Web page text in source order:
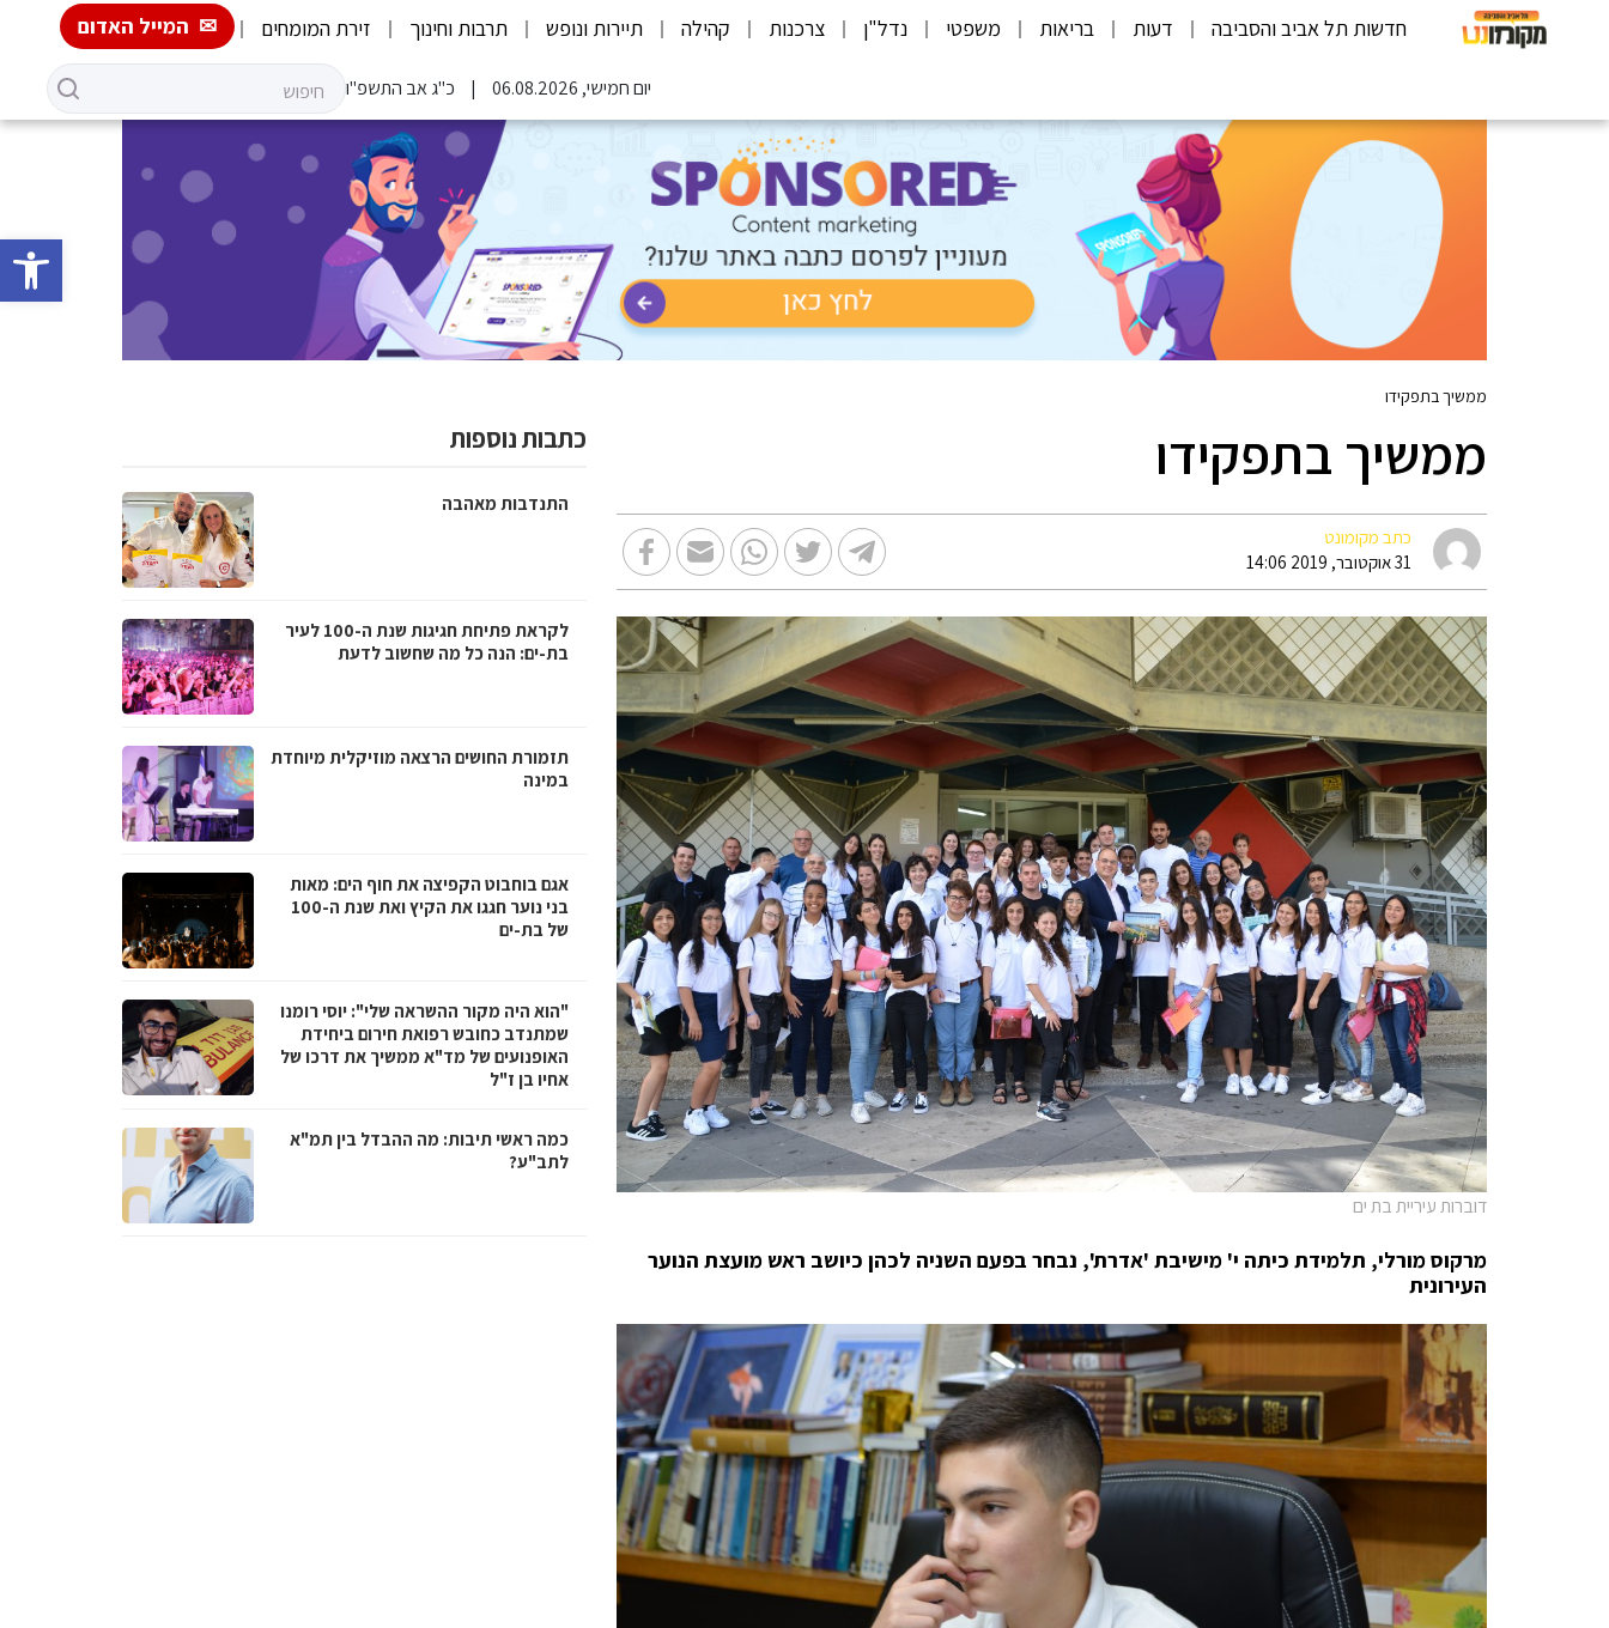
פתח
חדשות תל אביב והסביבה דעות בריאות משפטי נדל"ן צרכנות קהילה תיירות ונופש תרבות וחינוך זירת המומחים המייל האדום
יום חמישי, 06.08.2026 כ"ג אב התשפ"ו
ממשיך בתפקידו
ממשיך בתפקידו
כתב מקומונט
31 אוקטובר, 2019 14:06
דוברות עיריית בת ים
מרקוס מורלי, תלמידת כיתה י' מישיבת 'אדרת', נבחר בפעם השניה לכהן כיושב ראש מועצת הנוער
העירונית
כתבות נוספות
התנדבות מאהבה
לקראת פתיחת חגיגות שנת ה-100 לעיר
בת-ים: הנה כל מה שחשוב לדעת
תזמורת החושים הרצאה מוזיקלית מיוחדת
במינה
אגם בוחבוט הקפיצה את חוף הים: מאות
בני נוער חגגו את הקיץ ואת שנת ה-100
של בת-ים
"הוא היה מקור ההשראה שלי": יוסי רומנו
שמתנדב כחובש רפואת חירום ביחידת
האופנועים של מד"א ממשיך את דרכו של
אחיו בן ז"ל
כמה ראשי תיבות: מה ההבדל בין תמ"א
לתב"ע?